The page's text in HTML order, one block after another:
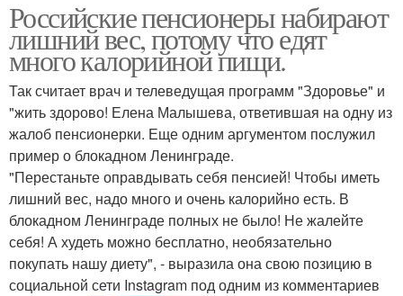
Российские пенсионеры набирают
лишний вес, потому что едят
много калорийной пищи.
Так считает врач и телеведущая программ "Здоровье" и
"жить здорово! Елена Малышева, ответившая на одну из
жалоб пенсионерки. Еще одним аргументом послужил
пример о блокадном Ленинграде.
"Перестаньте оправдывать себя пенсией! Чтобы иметь
лишний вес, надо много и очень калорийно есть. В
блокадном Ленинграде полных не было! Не жалейте
себя! А худеть можно бесплатно, необязательно
покупать нашу диету", - выразила она свою позицию в
социальной сети Instagram под одним из комментариев